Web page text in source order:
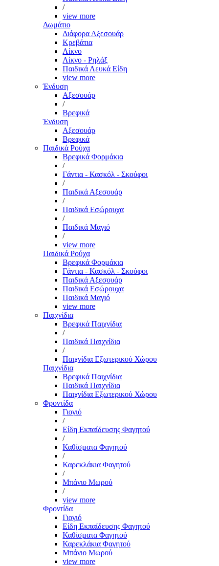
/
view more
Δωμάτιο
Διάφορα Αξεσουάρ
Κρεβάτια
Λίκνο
Λίκνο - Ρηλάξ
Παιδικά Λευκά Είδη
view more
Ένδυση
Αξεσουάρ
/
Βρεφικά
Ένδυση
Αξεσουάρ
Βρεφικά
Παιδικά Ρούχα
Βρεφικά Φορμάκια
/
Γάντια - Κασκόλ - Σκούφοι
/
Παιδικά Αξεσουάρ
/
Παιδικά Εσώρουχα
/
Παιδικά Μαγιό
/
view more
Παιδικά Ρούχα
Βρεφικά Φορμάκια
Γάντια - Κασκόλ - Σκούφοι
Παιδικά Αξεσουάρ
Παιδικά Εσώρουχα
Παιδικά Μαγιό
view more
Παιχνίδια
Βρεφικά Παιχνίδια
/
Παιδικά Παιχνίδια
/
Παιχνίδια Εξωτερικού Χώρου
Παιχνίδια
Βρεφικά Παιχνίδια
Παιδικά Παιχνίδια
Παιχνίδια Εξωτερικού Χώρου
Φροντίδα
Γιογιό
/
Είδη Εκπαίδευσης Φαγητού
/
Καθίσματα Φαγητού
/
Καρεκλάκια Φαγητού
/
Μπάνιο Μωρού
/
view more
Φροντίδα
Γιογιό
Είδη Εκπαίδευσης Φαγητού
Καθίσματα Φαγητού
Καρεκλάκια Φαγητού
Μπάνιο Μωρού
view more